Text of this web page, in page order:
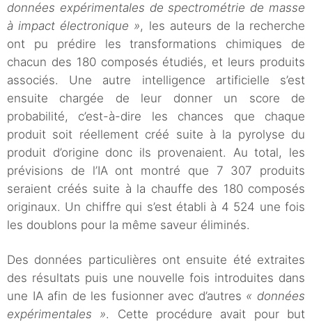
données expérimentales de spectrométrie de masse
à impact électronique », les auteurs de la recherche
ont pu prédire les transformations chimiques de
chacun des 180 composés étudiés, et leurs produits
associés. Une autre intelligence artificielle s’est
ensuite chargée de leur donner un score de
probabilité, c’est-à-dire les chances que chaque
produit soit réellement créé suite à la pyrolyse du
produit d’origine donc ils provenaient. Au total, les
prévisions de l’IA ont montré que 7 307 produits
seraient créés suite à la chauffe des 180 composés
originaux. Un chiffre qui s’est établi à 4 524 une fois
les doublons pour la même saveur éliminés.
Des données particulières ont ensuite été extraites
des résultats puis une nouvelle fois introduites dans
une IA afin de les fusionner avec d’autres « données
expérimentales ». Cette procédure avait pour but